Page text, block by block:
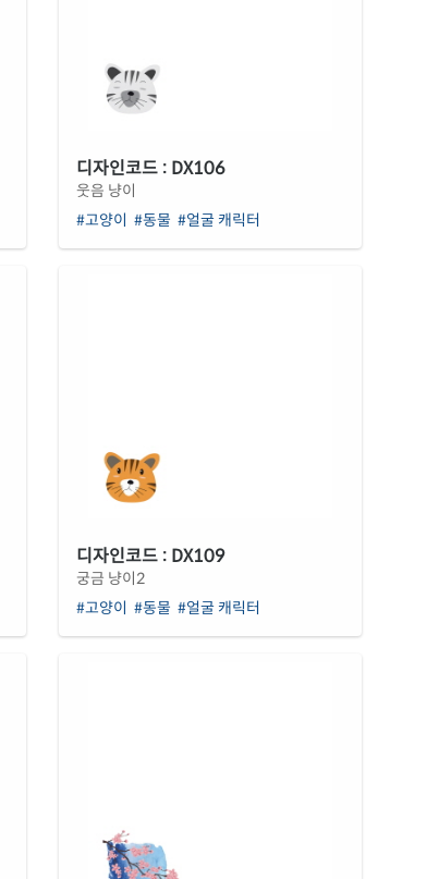
디자인코드 : DX106
웃음 냥이
#고양이 #동물 #얼굴 캐릭터
디자인코드 : DX109
궁금 냥이2
#고양이 #동물 #얼굴 캐릭터